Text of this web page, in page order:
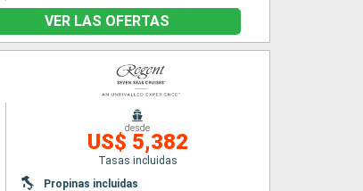
VER LAS OFERTAS
desde
US$ 5,382
Tasas incluidas
Propinas incluidas